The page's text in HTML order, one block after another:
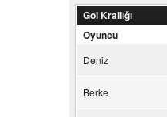
Gol Krallığı
Oyuncu
Deniz
Berke